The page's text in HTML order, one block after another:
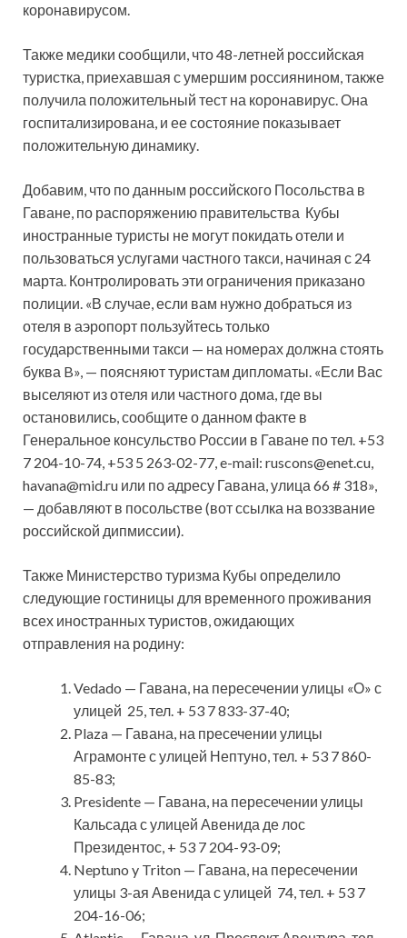
коронавирусом.
Также медики сообщили, что 48-летней российская
туристка, приехавшая с умершим россиянином, также
получила положительный тест на коронавирус. Она
госпитализирована, и ее состояние показывает
положительную динамику.
Добавим, что по данным российского Посольства в
Гаване, по распоряжению правительства Кубы
иностранные туристы не могут покидать отели и
пользоваться услугами частного такси, начиная с 24
марта. Контролировать эти ограничения приказано
полиции. «В случае, если вам нужно добраться из
отеля в аэропорт пользуйтесь только
государственными такси — на номерах должна стоять
буква B», — поясняют туристам дипломаты. «Если Вас
выселяют из отеля или частного дома, где вы
остановились, сообщите о данном факте в
Генеральное консульство России в Гаване по тел. +53
7 204-10-74, +53 5 263-02-77, e-mail: ruscons@enet.cu,
havana@mid.ru или по адресу Гавана, улица 66 # 318»,
— добавляют в посольстве (вот ссылка на воззвание
российской дипмиссии).
Также Министерство туризма Кубы определило
следующие гостиницы для временного проживания
всех иностранных туристов, ожидающих
отправления на родину:
Vedado — Гавана, на пересечении улицы «О» с
улицей 25, тел. + 53 7 833-37-40;
Plaza — Гавана, на пресечении улицы
Аграмонте с улицей Нептуно, тел. + 53 7 860-
85-83;
Presidente — Гавана, на пересечении улицы
Кальсада с улицей Авенида де лос
Президентос, + 53 7 204-93-09;
Neptuno y Triton — Гавана, на пересечении
улицы 3-ая Авенида с улицей 74, тел. + 53 7
204-16-06;